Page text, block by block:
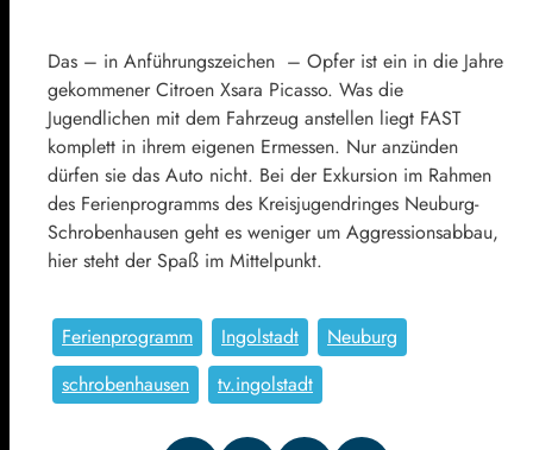
Das – in Anführungszeichen – Opfer ist ein in die Jahre
gekommener Citroen Xsara Picasso. Was die
Jugendlichen mit dem Fahrzeug anstellen liegt FAST
komplett in ihrem eigenen Ermessen. Nur anzünden
dürfen sie das Auto nicht. Bei der Exkursion im Rahmen
des Ferienprogramms des Kreisjugendringes Neuburg-
Schrobenhausen geht es weniger um Aggressionsabbau,
hier steht der Spaß im Mittelpunkt.
Ferienprogramm Ingolstadt
Neuburg
schrobenhausen
tv.ingolstadt